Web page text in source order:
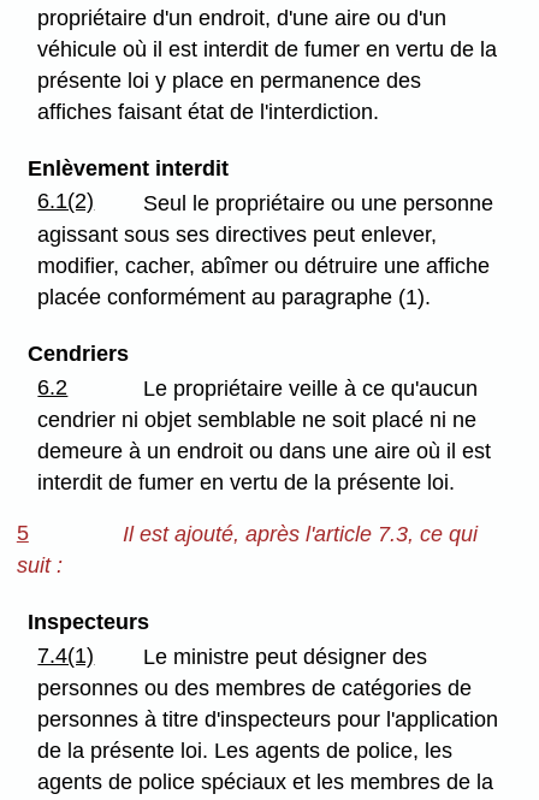
propriétaire d'un endroit, d'une aire ou d'un
véhicule où il est interdit de fumer en vertu de la
présente loi y place en permanence des
affiches faisant état de l'interdiction.
Enlèvement interdit
6.1(2)
Seul le propriétaire ou une personne
agissant sous ses directives peut enlever,
modifier, cacher, abîmer ou détruire une affiche
placée conformément au paragraphe (1).
Cendriers
6.2
Le propriétaire veille à ce qu'aucun
cendrier ni objet semblable ne soit placé ni ne
demeure à un endroit ou dans une aire où il est
interdit de fumer en vertu de la présente loi.
5
Il est ajouté, après l'article 7.3, ce qui
suit :
Inspecteurs
7.4(1)
Le ministre peut désigner des
personnes ou des membres de catégories de
personnes à titre d'inspecteurs pour l'application
de la présente loi. Les agents de police, les
agents de police spéciaux et les membres de la